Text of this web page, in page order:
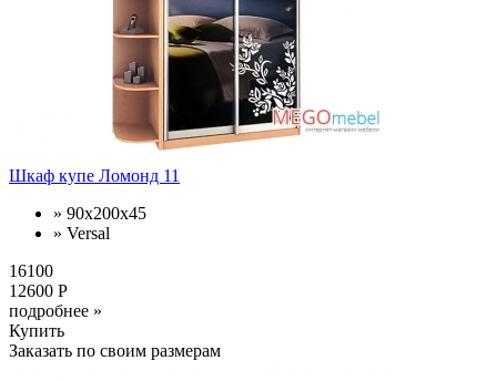
Шкаф купе Ломонд 11
» 90x200x45
» Versal
16100
12600 Р
подробнее »
Купить
Заказать по своим размерам